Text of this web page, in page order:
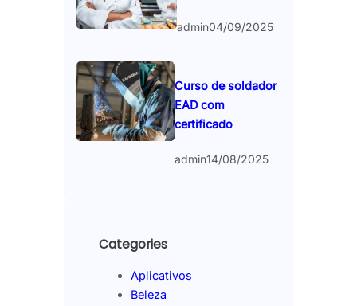
admin04/09/2025
Curso de soldador
EAD com
certificado
admin14/08/2025
Categories
Aplicativos
Beleza